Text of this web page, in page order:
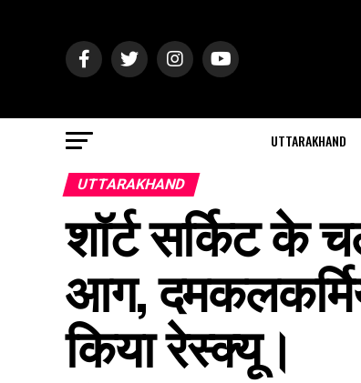
UTTARAKHAND
UTTARAKHAND
शॉर्ट सर्किट के
आग,
किया रेस्क्यू।